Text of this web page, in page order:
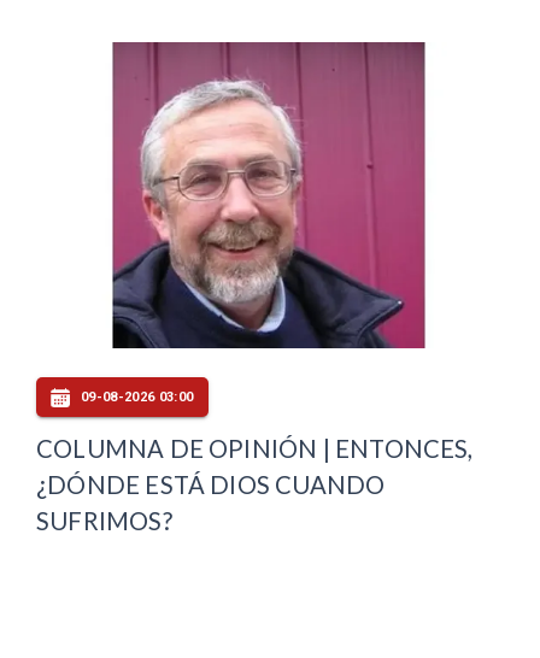
09-08-2026 03:00
COLUMNA DE OPINIÓN | ENTONCES,
¿DÓNDE ESTÁ DIOS CUANDO
SUFRIMOS?